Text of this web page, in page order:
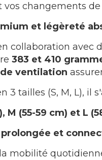
vos changements
et légèreté
collaboration avec
383 et 410
ventilation
3 tailles (S, M, L),
M (55-59 cm) et L
et
mobilité